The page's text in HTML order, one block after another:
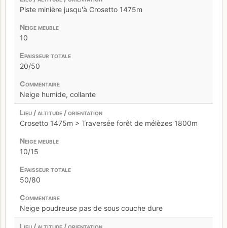
Piste minière jusqu'à Crosetto 1475m
10
20/50
Neige humide, collante
Crosetto 1475m > Traversée forêt de mélèzes 1800m
10/15
50/80
Neige poudreuse pas de sous couche dure